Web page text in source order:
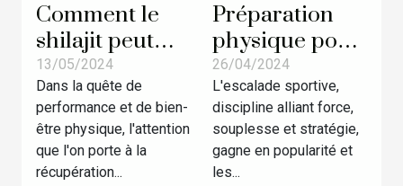
Comment le
shilajit peut
améliorer
votre
récupération
musculaire
après
13/05/2024
Dans la quête de
performance et de bien-
être physique, l'attention
que l'on porte à la
récupération...
Préparation
physique pour
compétiteurs
d'escalade :
techniques et
exercices
26/04/2024
L'escalade sportive,
discipline alliant force,
souplesse et stratégie,
gagne en popularité et
les...